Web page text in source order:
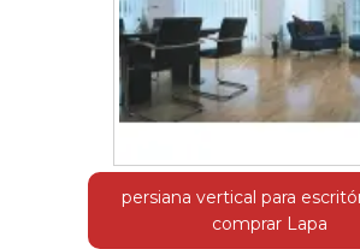
persiana vertical para
comprar Lapa